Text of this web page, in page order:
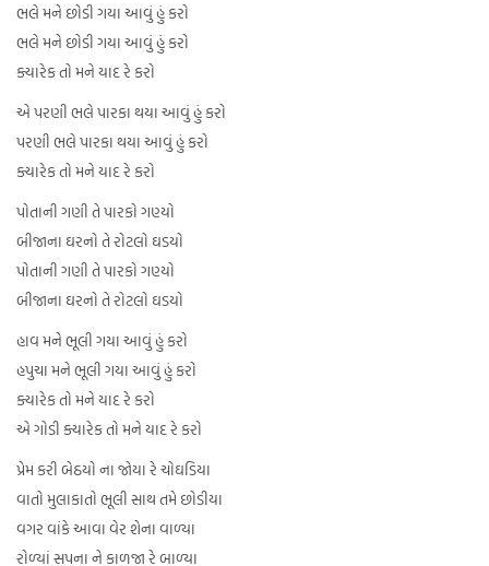
ભલે મને છોડી ગયા આવું હું કરો
ભલે મને છોડી ગયા આવું હું કરો
ક્યારેક તો મને યાદ રે કરો
એ પરણી ભલે પારકા થયા આવું હું કરો
પરણી ભલે પારકા થયા આવું હું કરો
ક્યારેક તો મને યાદ રે કરો
પોતાની ગણી તે પારકો ગણ્યો
બીજાના ઘરનો તે રોટલો ઘડયો
પોતાની ગણી તે પારકો ગણ્યો
બીજાના ઘરનો તે રોટલો ઘડયો
હાવ મને ભૂલી ગયા આવું હું કરો
હપુચા મને ભૂલી ગયા આવું હું કરો
ક્યારેક તો મને યાદ રે કરો
એ ગોડી ક્યારેક તો મને યાદ રે કરો
પ્રેમ કરી બેઠયો ના જોયા રે ચોઘડિયા
વાતો મુલાકાતો ભૂલી સાથ તમે છોડીયા
વગર વાંકે આવા વેર શેના વાળ્યા
રોળ્યાં સપના ને કાળજા રે બાળ્યા